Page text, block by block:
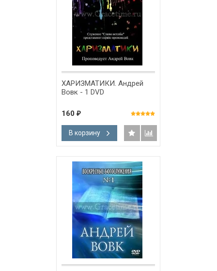
ХАРИЗМАТИКИ. Андрей
Вовк - 1 DVD
160 ₽
В корзину